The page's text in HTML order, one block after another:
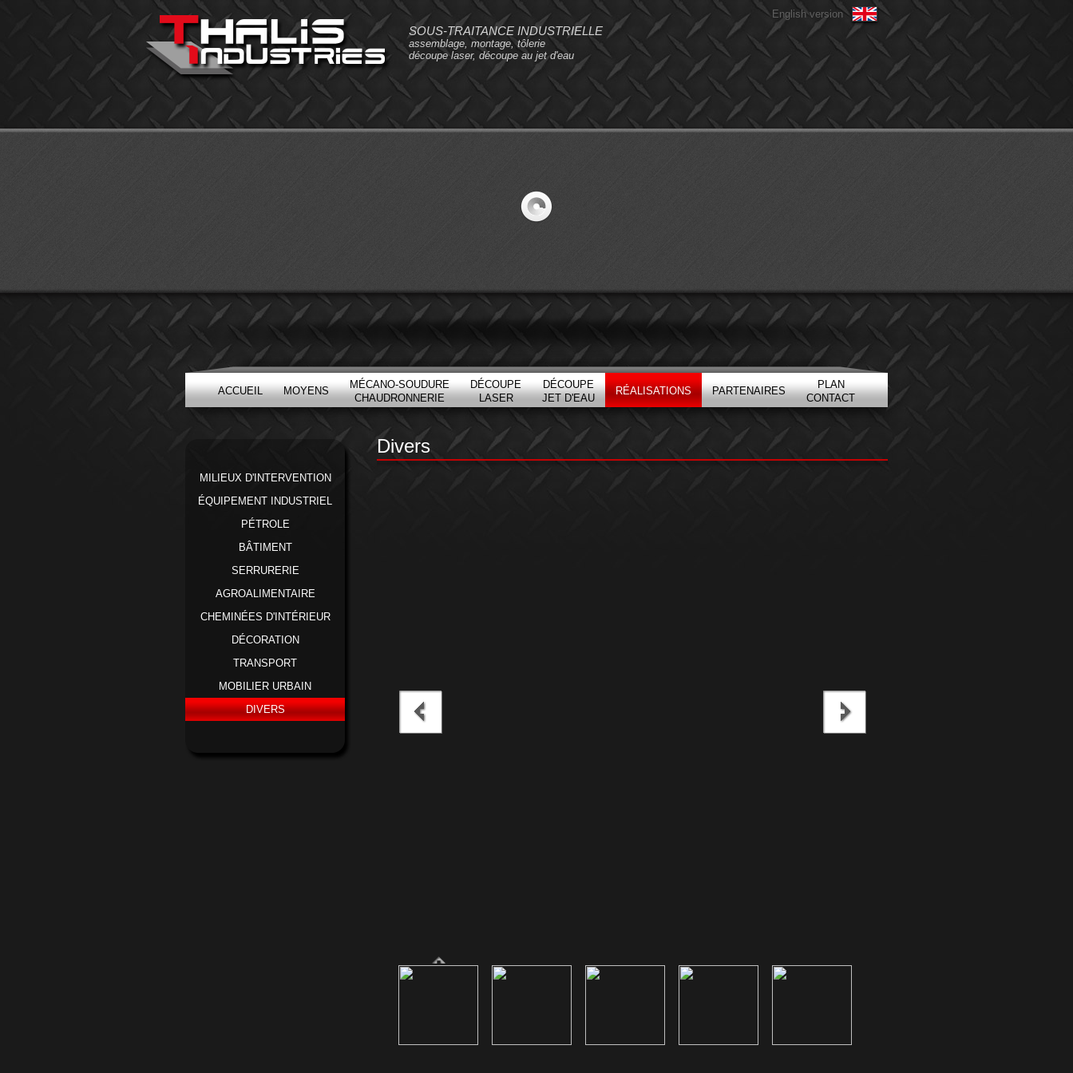
ACCUEIL MOYENS
MÉCANO-SOUDURE
CHAUDRONNERIE
DÉCOUPE
LASER
DÉCOUPE
JET D'EAU
RÉALISATIONS PARTENAIRES
PLAN
CONTACT
SOUS-TRAITANCE INDUSTRIELLE
assemblage, montage, tôlerie
découpe laser, découpe au jet d'eau
English version
MILIEUX D'INTERVENTION
ÉQUIPEMENT INDUSTRIEL
PÉTROLE
BÂTIMENT
SERRURERIE
AGROALIMENTAIRE
CHEMINÉES D'INTÉRIEUR
DÉCORATION
TRANSPORT
MOBILIER URBAIN
DIVERS
Divers